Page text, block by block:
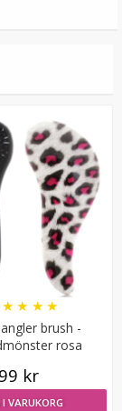
brush -
rosa
★ ★ ★ ★
99 kr
VARUKORG